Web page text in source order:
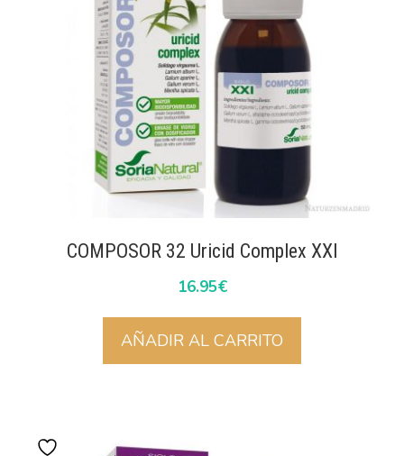
COMPOSOR 32 Uricid Complex XXI
16.95€
AÑADIR AL CARRITO